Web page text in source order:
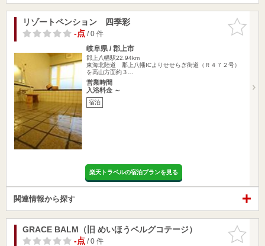
お気に入
りに追加
リゾートペンション 四季彩
-点/ 0 件
岐阜県 / 郡上市
郡上八幡駅22.94km
東海北陸道 郡上八幡ICよりせせらぎ街道（Ｒ４７２号）
を高山方面約３…
営業時間
入浴料金 ～
宿泊
楽天トラベルの宿泊プランを見る
関連情報から探す
お気に入
りに追加
GRACE BALM（旧 めいほうベルグコテージ）
-点/ 0 件